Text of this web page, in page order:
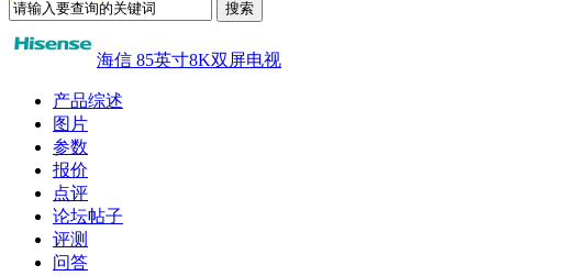
海信 85英寸8K双屏电视
产品综述
图片
参数
报价
点评
论坛帖子
评测
问答